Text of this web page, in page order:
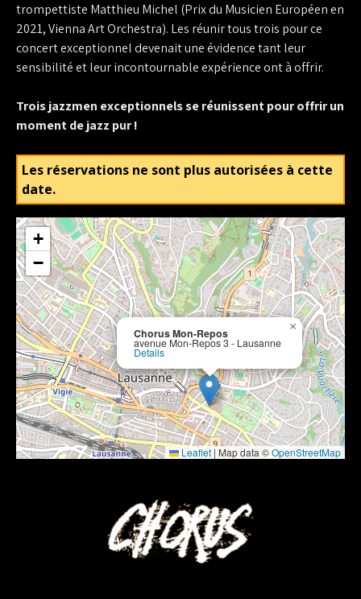
trompettiste Matthieu Michel (Prix du Musicien Européen en
2021, Vienna Art Orchestra). Les réunir tous trois pour ce
concert exceptionnel devenait une évidence tant leur
sensibilité et leur incontournable expérience ont à offrir.
Trois jazzmen exceptionnels se réunissent pour offrir un
moment de jazz pur !
Les réservations ne sont plus autorisées à cette
date.
Chorus Mon-Repos
avenue Mon-Repos 3 - Lausanne
Details
×
+
−
Leaflet | Map data ©OpenStreetMap